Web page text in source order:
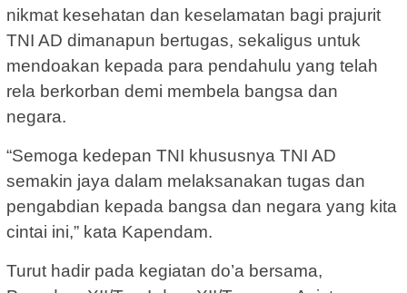
nikmat kesehatan dan keselamatan bagi prajurit
TNI AD dimanapun bertugas, sekaligus untuk
mendoakan kepada para pendahulu yang telah
rela berkorban demi membela bangsa dan
negara.
“Semoga kedepan TNI khususnya TNI AD
semakin jaya dalam melaksanakan tugas dan
pengabdian kepada bangsa dan negara yang kita
cintai ini,” kata Kapendam.
Turut hadir pada kegiatan do’a bersama,